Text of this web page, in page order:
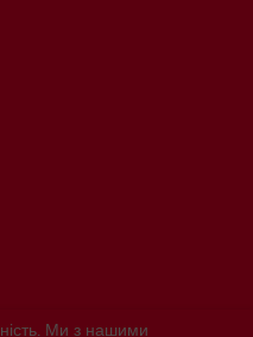
Ми з нашими